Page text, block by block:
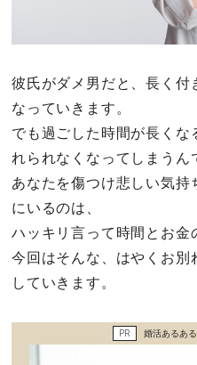
占い・診断
ファッション・美容
グルメ
趣味・旅行
セックスライフ
彼氏がダメ男だと、長く付
なっていきます。
でも過ごした時間が長くな
れられなくなってしまうん
あなたを傷つけ悲しい気
にいるのは、
ハッキリ言って時間とお金
今回はそんな、はやくお別
していきます。
PR 婚活あるあ